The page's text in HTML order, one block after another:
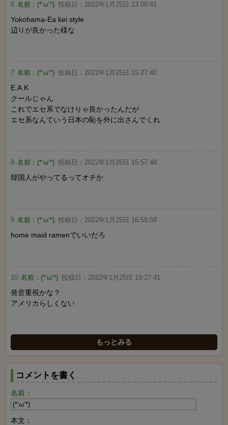
6 名前： (*‘ω‘*) 投稿日： 2022年1月25日 13:00:41
Yokohama-Ea kei style
辺りが良かった様な
7 名前： (*‘ω‘*) 投稿日： 2022年1月25日 15:27:40
E.A.K
クールじゃん
これでエセ系でなけりゃ良かったんだが
エセ系なんていう日本の恥を外に出さんでくれ
8 名前： (*‘ω‘*) 投稿日： 2022年1月25日 15:57:48
韓国人がやってるってオチか
9 名前： (*‘ω‘*) 投稿日： 2022年1月25日 16:58:58
home maid ramenでいいだろ
10 名前： (*‘ω‘*) 投稿日： 2022年1月25日 19:27:41
発音重視かな？
アメリカらしくない
もっとみる
コメントを書く
名前：
本文：